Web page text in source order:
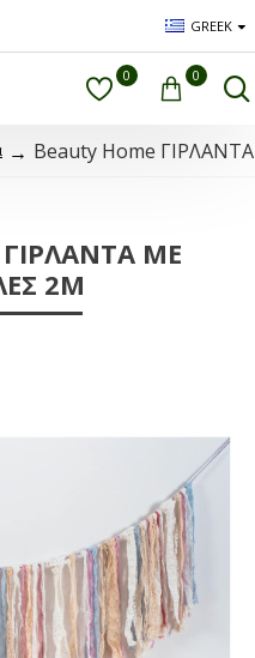
GREEK
0 0
Beauty Home
ΓΙΡΛΑΝΤΑ ΜΕ
2M